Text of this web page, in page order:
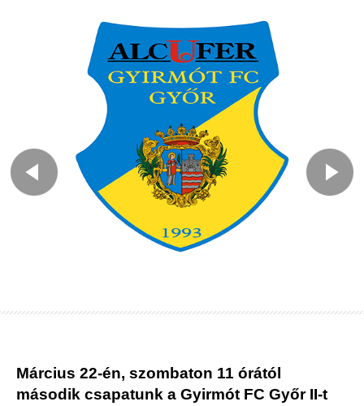
Március 22-én, szombaton 11 órától
második csapatunk a Gyirmót FC Győr II-t